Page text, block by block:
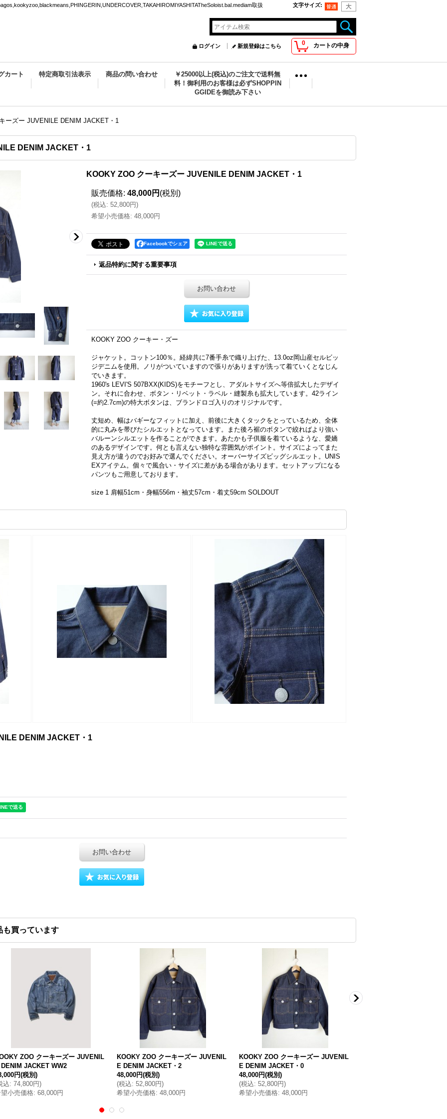
取扱 文字サイズ:
0 カートの中身
ログイン 新規登録はこちら
カート 特定商取引法表示 商品の問い合わせ
￥25000以上(税込)のご注文で送料無
料！御利用のお客様は必ずSHOPPIN
GGIDEを御読み下さい
ーズー JUVENILE DENIM JACKET・1
DENIM JACKET・1
KOOKY ZOO クーキーズー JUVENILE DENIM JACKET・1
販売価格: 48,000円 (税別)
(税込: 52,800円)
希望小売価格: 48,000円
Facebookでシェア
返品特約に関する重要事項
お問い合わせ
KOOKY ZOO クーキー・ズー
ジャケット。コットン100％。経緯共に7番手糸で織り上げた、13.0oz岡山産セルビッ
ジデニムを使用。ノリがついていますので張りがありますが洗って着ていくとなじん
でいきます。
1960's LEVI'S 507BXX(KIDS)をモチーフとし、アダルトサイズへ等倍拡大したデザイ
ン。それに合わせ、ボタン・リベット・ラベル・縫製糸も拡大しています。42ライン
(=約2.7cm)の特大ボタンは、ブランドロゴ入りのオリジナルです。
丈短め、幅はバギーなフィットに加え、前後に大きくタックをとっているため、全体
的に丸みを帯びたシルエットとなっています。また後ろ裾のボタンで絞ればより強い
バルーンシルエットを作ることができます。あたかも子供服を着ているような、愛嬌
のあるデザインです。何とも言えない独特な雰囲気がポイント。サイズによってまた
見え方が違うのでお好みで選んでください。オーバーサイズビッグシルエット。UNIS
EXアイテム。個々で風合い・サイズに差がある場合があります。セットアップになる
パンツもご用意しております。
size 1 肩幅51cm・身幅556m・袖丈57cm・着丈59cm SOLDOUT
DENIM JACKET・1
お問い合わせ
も買っています
ZOO クーキーズー JUVENIL
JACKET WW2
円(税別)
込: 74,800円)
小売価格: 68,000円
KOOKY ZOO クーキーズー JUVENIL
E DENIM JACKET・2
48,000円(税別)
(税込: 52,800円)
希望小売価格: 48,000円
KOOKY ZOO クーキーズー JUVENIL
E DENIM JACKET・0
48,000円(税別)
(税込: 52,800円)
希望小売価格: 48,000円